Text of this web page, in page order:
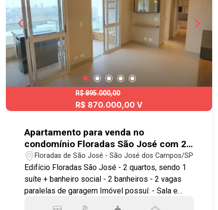
R$ 895.000,00
R$ 870.000,00 V
Apartamento para venda no
condomínio Floradas São José com 2
quartos sendo 1 suíte - 77,50 m² - No
bairro Floradas de São José - SJC
Floradas de São José - São José dos Campos/SP
Edifício Floradas São José - 2 quartos, sendo 1
suíte + banheiro social - 2 banheiros - 2 vagas
paralelas de garagem Imóvel possuí: - Sala e